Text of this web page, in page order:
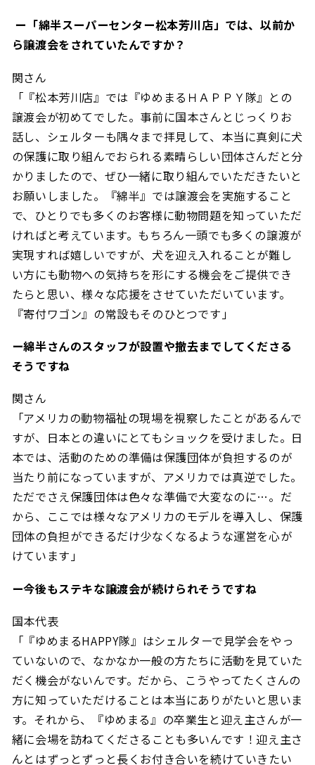
ー「綿半スーパーセンター松本芳川店」では、以前か
ら譲渡会をされていたんですか？
関さん
「『松本芳川店』では『ゆめまるＨＡＰＰＹ隊』との
譲渡会が初めてでした。事前に国本さんとじっくりお
話し、シェルターも隅々まで拝見して、本当に真剣に犬
の保護に取り組んでおられる素晴らしい団体さんだと分
かりましたので、ぜひ一緒に取り組んでいただきたいと
お願いしました。『綿半』では譲渡会を実施すること
で、ひとりでも多くのお客様に動物問題を知っていただ
ければと考えています。もちろん一頭でも多くの譲渡が
実現すれば嬉しいですが、犬を迎え入れることが難し
い方にも動物への気持ちを形にする機会をご提供でき
たらと思い、様々な応援をさせていただいています。
『寄付ワゴン』の常設もそのひとつです」
ー綿半さんのスタッフが設置や撤去までしてくださる
そうですね
関さん
「アメリカの動物福祉の現場を視察したことがあるんで
すが、日本との違いにとてもショックを受けました。日
本では、活動のための準備は保護団体が負担するのが
当たり前になっていますが、アメリカでは真逆でした。
ただでさえ保護団体は色々な準備で大変なのに…。だ
から、ここでは様々なアメリカのモデルを導入し、保護
団体の負担ができるだけ少なくなるような運営を心が
けています」
ー今後もステキな譲渡会が続けられそうですね
国本代表
「『ゆめまるHAPPY隊』はシェルターで見学会をやっ
ていないので、なかなか一般の方たちに活動を見ていた
だく機会がないんです。だから、こうやってたくさんの
方に知っていただけることは本当にありがたいと思いま
す。それから、『ゆめまる』の卒業生と迎え主さんが一
緒に会場を訪ねてくださることも多いんです！迎え主さ
んとはずっとずっと長くお付き合いを続けていきたい